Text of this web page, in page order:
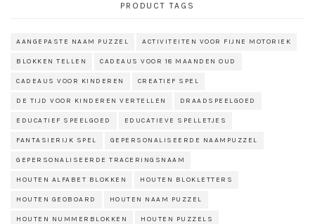
PRODUCT TAGS
AANGEPASTE NAAM PUZZEL ACTIVITEITEN VOOR FIJNE MOTORIEK
BLOKKEN TELLEN CADEAUS VOOR 18 MAANDEN OUD
CADEAUS VOOR KINDEREN CREATIEF SPEL
DE TIJD VOOR KINDEREN VERTELLEN DRAADSPEELGOED
EDUCATIEF SPEELGOED EDUCATIEVE SPELLETJES
FANTASIERIJK SPEL GEPERSONALISEERDE NAAMPUZZEL
GEPERSONALISEERDE TRACERINGSNAAM
HOUTEN ALFABET BLOKKEN HOUTEN BLOKLETTERS
HOUTEN GEOBOARD HOUTEN NAAM PUZZEL
HOUTEN NUMMERBLOKKEN HOUTEN PUZZELS